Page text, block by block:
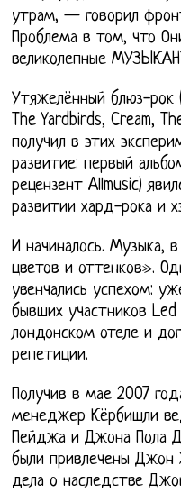
утрам, — говорил
Проблема в том, что
великолепные
Утяжелённый блюз-рок
The Yardbirds, Cream,
получил в этих
развитие: первый
рецензент Allmusic)
развитии хард-рока и
И начиналось. Музыка,
цветов и оттенков».
увенчались успехом:
бывших участников
лондонском отеле и
репетиции.
Получив в мае 2007
менеджер Кёрбишли
Пейджа и Джона Пола
были привлечены
дела о наследстве